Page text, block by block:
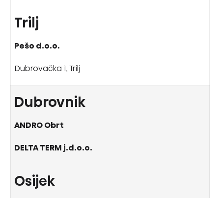
Trilj
Pešo d.o.o.
Dubrovačka 1, Trilj
Dubrovnik
ANDRO Obrt
DELTA TERM j.d.o.o.
Osijek